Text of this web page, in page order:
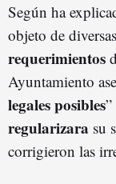
Según ha
objeto de diversas
requerimientos
Ayuntamiento
legales posibles
regularizara su
corrigieron las